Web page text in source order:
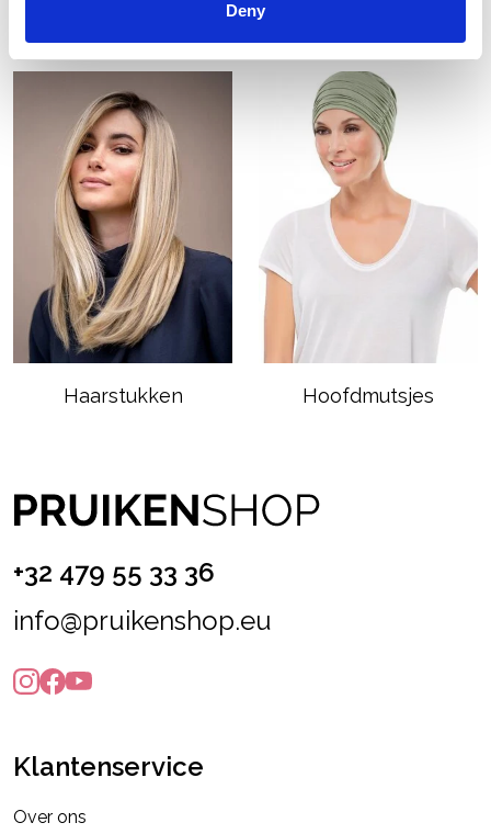
Deny
Haarstukken Hoofdmutsjes
+32 479 55 33 36
info@pruikenshop.eu
Klantenservice
Over ons